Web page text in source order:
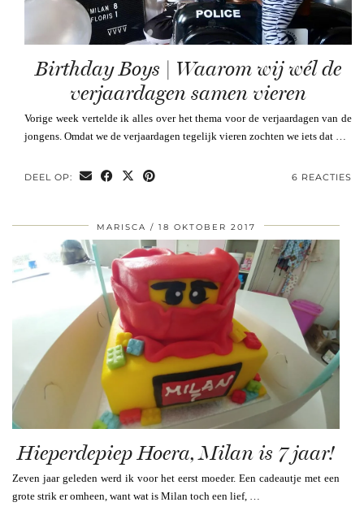
Birthday Boys | Waarom wij wél de
verjaardagen samen vieren
Vorige week vertelde ik alles over het thema voor de verjaardagen van de
jongens. Omdat we de verjaardagen tegelijk vieren zochten we iets dat …
DEEL OP: 6 REACTIES
MARISCA 18 OKTOBER 2017
Hieperdepiep Hoera, Milan is 7 jaar!
Zeven jaar geleden werd ik voor het eerst moeder. Een cadeautje met een
grote strik er omheen, want wat is Milan toch een lief, …